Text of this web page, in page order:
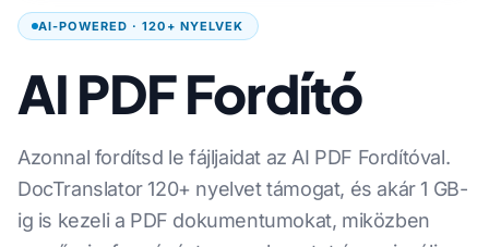
AI-POWERED · 120+ NYELVEK
AI PDF Fordító
Azonnal fordítsd le fájljaidat az AI PDF Fordítóval.
DocTranslator 120+ nyelvet támogat, és akár 1 GB-
ig is kezeli a PDF dokumentumokat, miközben